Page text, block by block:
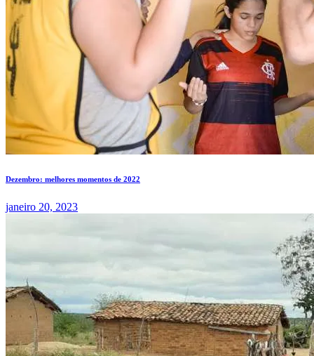
Dezembro: melhores momentos de 2022
janeiro 20, 2023